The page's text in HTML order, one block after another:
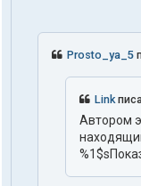
Prosto_ya_5
Link
Автором